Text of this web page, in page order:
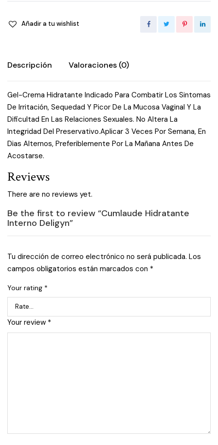
Añadir a tu wishlist
Descripción Valoraciones (0)
Gel-Crema Hidratante Indicado Para Combatir Los Sintomas
De Irritación, Sequedad Y Picor De La Mucosa Vaginal Y La
Dificultad En Las Relaciones Sexuales. No Altera La
Integridad Del Preservativo.Aplicar 3 Veces Por Semana, En
Dias Alternos, Preferiblemente Por La Mañana Antes De
Acostarse.
Reviews
There are no reviews yet.
Be the first to review “Cumlaude Hidratante
Interno Deligyn”
Tu dirección de correo electrónico no será publicada. Los
campos obligatorios están marcados con *
Your rating *
Your review *